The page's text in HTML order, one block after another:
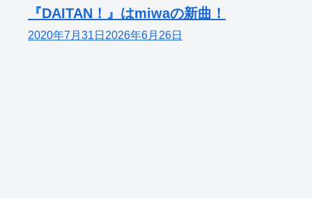
『DAITAN！』はmiwaの新曲！
2020年7月31日 2026年6月26日